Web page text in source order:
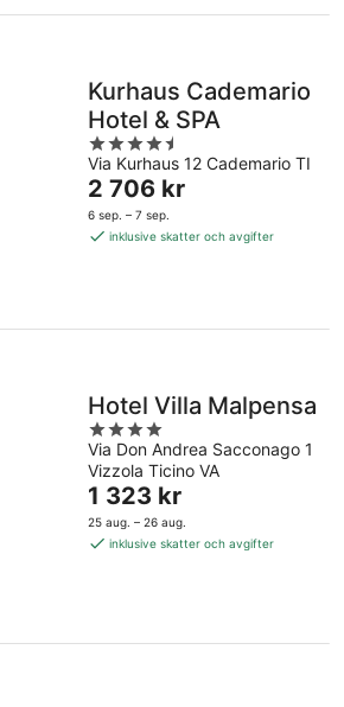
Kurhaus Cademario
Hotel & SPA
4.5
out
of
5
Via Kurhaus 12 Cademario TI
Priset
är
2 706 kr
2 706 kr
6 sep. – 7 sep.
inklusive skatter och avgifter
Hotel Villa Malpensa
4
out
of
5
Via Don Andrea Sacconago 1
Vizzola Ticino VA
Priset
är
1 323 kr
1 323 kr
25 aug. – 26 aug.
inklusive skatter och avgifter